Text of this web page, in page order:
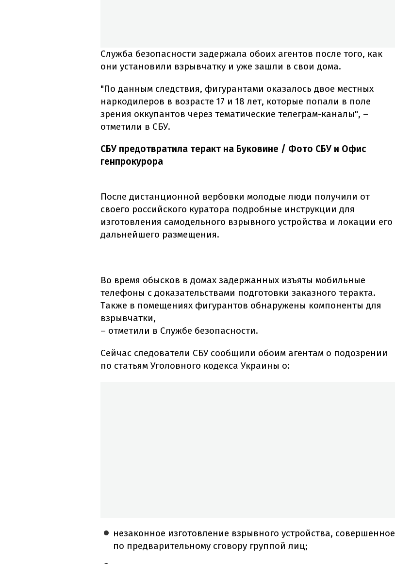
Служба безопасности задержала обоих агентов после того, как
они установили взрывчатку и уже зашли в свои дома.
"По данным следствия, фигурантами оказалось двое местных
наркодилеров в возрасте 17 и 18 лет, которые попали в поле
зрения оккупантов через тематические телеграм-каналы", –
отметили в СБУ.
СБУ предотвратила теракт на Буковине / Фото СБУ и Офис
генпрокурора
После дистанционной вербовки молодые люди получили от
своего российского куратора подробные инструкции для
изготовления самодельного взрывного устройства и локации его
дальнейшего размещения.
Во время обысков в домах задержанных изъяты мобильные
телефоны с доказательствами подготовки заказного теракта.
Также в помещениях фигурантов обнаружены компоненты для
взрывчатки,
– отметили в Службе безопасности.
Сейчас следователи СБУ сообщили обоим агентам о подозрении
по статьям Уголовного кодекса Украины о:
незаконное изготовление взрывного устройства, совершенное
по предварительному сговору группой лиц;